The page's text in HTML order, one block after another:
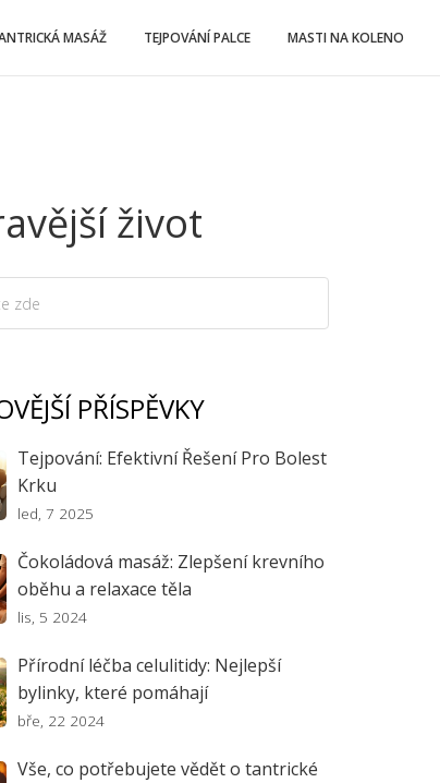
MASÁŽ TEJPOVÁNÍ PALCE MASTI NA KOLENO
život
PŘÍSPĚVKY
Tejpování: Efektivní Řešení Pro Bolest
Krku
led, 7 2025
Čokoládová masáž: Zlepšení krevního
oběhu a relaxace těla
lis, 5 2024
Přírodní léčba celulitidy: Nejlepší
bylinky, které pomáhají
bře, 22 2024
Vše, co potřebujete vědět o tantrické